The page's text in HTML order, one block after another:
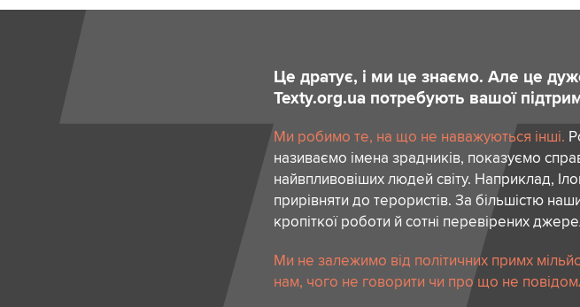
Це дратує, і ми це знаємо. Але це
Texty.org.ua потребують вашої
Ми робимо те, на що не наважуються інші.
називаємо імена зрадників, показуємо
найвпливовіших людей світу. Наприклад,
прирівняти до терористів. За більшістю
кропіткої роботи й сотні перевірених
Ми не залежимо від політичних примх
нам, чого не говорити чи про що не